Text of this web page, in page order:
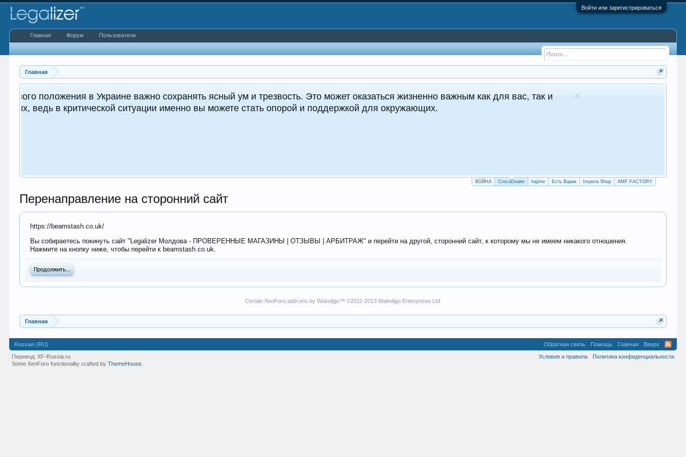
Войти или зарегистрироваться
Главная
как для вас, так и
CrocoDealer - №1 в Молдове Сайт авто продаж
Круглосуточные продажи 24/7
ВОЙНА CrocoDealer hajime Есть Варик Imperia Shop AMF FACTORY
Перенаправление на сторонний сайт
https://beamstash.co.uk/
Вы собираетесь покинуть сайт "Legalizer Молдова - ПРОВЕРЕННЫЕ МАГАЗИНЫ | ОТЗЫВЫ | АРБИТРАЖ" и перейти на другой, сторонний сайт, к которому мы не имеем никакого отношения.
Нажмите на кнопку ниже, чтобы перейти к beamstash.co.uk.
Продолжить...
Certain XenForo add-ons by Waindigo™ ©2011-2013 Waindigo Enterprises Ltd.
Главная
Главная Форум Пользователи
Russian (RU) Обратная связь Помощь Главная
Вверх
Условия и правила
Политика конфиденциальности
Перевод:XF-Russia.ru
Some XenForo functionality crafted byThemeHouse